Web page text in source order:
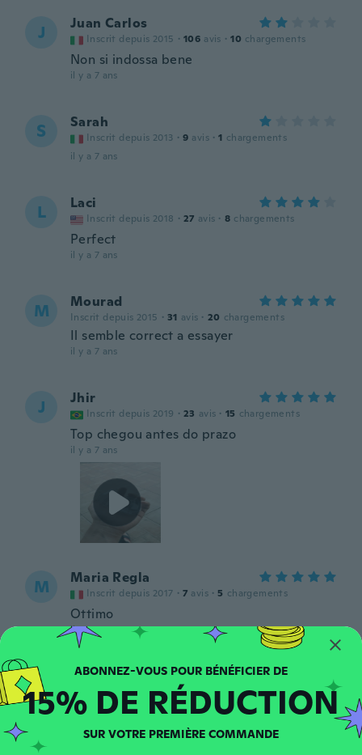
J Juan Carlos
Inscrit depuis 2015 · 106 avis · 10 chargements
Non si indossa bene
il y a 7 ans
S Sarah
Inscrit depuis 2013 · 9 avis · 1 chargements
il y a 7 ans
L Laci
Inscrit depuis 2018 · 27 avis · 8 chargements
Perfect
il y a 7 ans
M Mourad
Inscrit depuis 2015 · 31 avis · 20 chargements
Il semble correct a essayer
il y a 7 ans
J Jhir
Inscrit depuis 2019 · 23 avis · 15 chargements
Top chegou antes do prazo
il y a 7 ans
M Maria Regla
Inscrit depuis 2017 · 7 avis · 5 chargements
Ottimo
il y a 7 ans
J Justt
Inscrit depuis 2016 · 84 avis · 39 chargements
fait bcp saliver 😕
15% DE RÉDUCTION
SUR VOTRE PREMIÈRE COMMANDE